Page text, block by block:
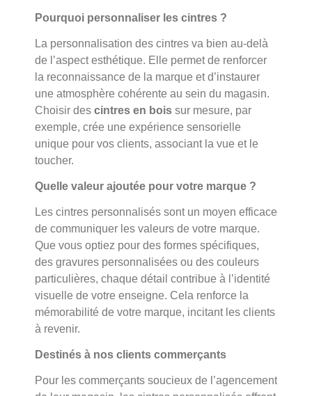
Pourquoi personnaliser les cintres ?
La personnalisation des cintres va bien au-delà
de l’aspect esthétique. Elle permet de renforcer
la reconnaissance de la marque et d’instaurer
une atmosphère cohérente au sein du magasin.
Choisir des cintres en bois sur mesure, par
exemple, crée une expérience sensorielle
unique pour vos clients, associant la vue et le
toucher.
Quelle valeur ajoutée pour votre marque ?
Les cintres personnalisés sont un moyen efficace
de communiquer les valeurs de votre marque.
Que vous optiez pour des formes spécifiques,
des gravures personnalisées ou des couleurs
particulières, chaque détail contribue à l’identité
visuelle de votre enseigne. Cela renforce la
mémorabilité de votre marque, incitant les clients
à revenir.
Destinés à nos clients commerçants
Pour les commerçants soucieux de l’agencement